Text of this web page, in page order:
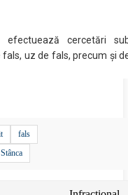
cercetări
uz de fals, precum şi
fals